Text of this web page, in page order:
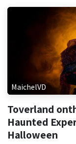
MaichelVD
Toverland
Haunted
Halloween